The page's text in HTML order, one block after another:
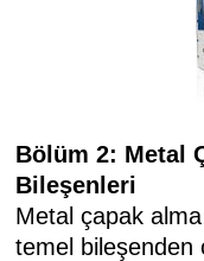
Bölüm 2: Metal
Bileşenleri
Metal çapak
temel bileşenden